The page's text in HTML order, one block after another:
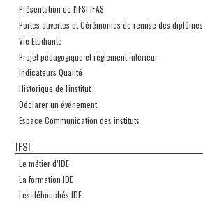
Présentation de l'IFSI-IFAS
Portes ouvertes et Cérémonies de remise des diplômes
Vie Etudiante
Projet pédagogique et règlement intérieur
Indicateurs Qualité
Historique de l'institut
Déclarer un événement
Espace Communication des instituts
IFSI
Le métier d’IDE
La formation IDE
Les débouchés IDE